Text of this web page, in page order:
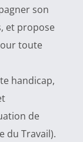
son
et propose
toute
handicap,
de
du Travail).